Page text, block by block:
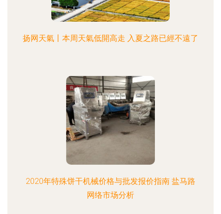
扬网天氣丨本周天氣低開高走 入夏之路已經不遠了
2020年特殊饼干机械价格与批发报价指南 盐马路
网络市场分析